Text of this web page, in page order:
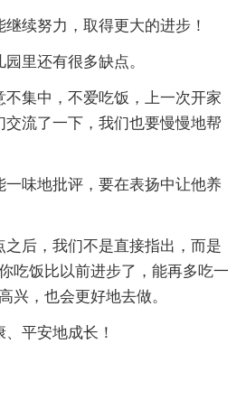
续努力，取得更大的进步！
里还有很多缺点。
不集中，不爱吃饭，上一次开家
交流了一下，我们也要慢慢地帮
一味地批评，要在表扬中让他养
之后，我们不是直接指出，而是
吃饭比以前进步了，能再多吃一
兴，也会更好地去做。
平安地成长！